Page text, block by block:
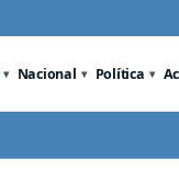
Nacional Política